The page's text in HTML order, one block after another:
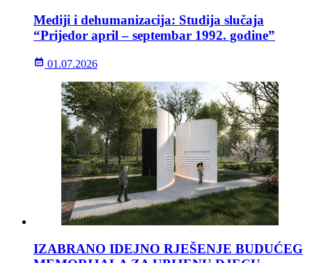
Mediji i dehumanizacija: Studija slučaja
“Prijedor april – septembar 1992. godine”
01.07.2026
IZABRANO IDEJNO RJEŠENJE BUDUĆEG